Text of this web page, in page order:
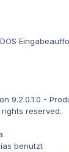
9.2.0.1.0 -
reserved.
benutzt